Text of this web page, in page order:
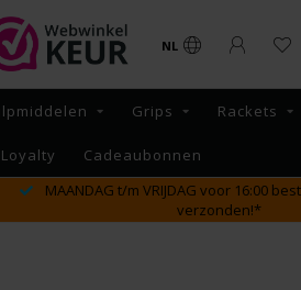
NL
Grips Rackets
Loyalty Cadeaubonnen
MAANDAG t/m VRIJDAG voor 16:00
verzonden!*